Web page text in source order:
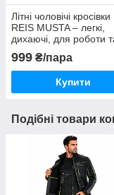
Літні чоловічі кросівки
REIS MUSTA – легкі,
дихаючі, для роботи
999 ₴/пара
Купити
Подібні товари